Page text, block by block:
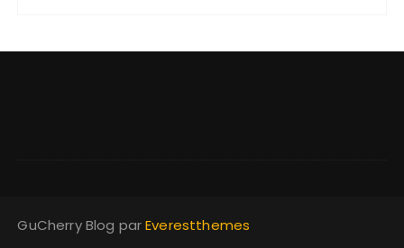
GuCherry Blog parEverestthemes